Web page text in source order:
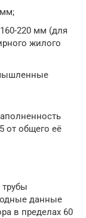
220 мм (для
жилого
от общего её
данные
в пределах 60